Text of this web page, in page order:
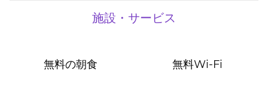
施設・サービス
無料の朝食 無料Wi-Fi